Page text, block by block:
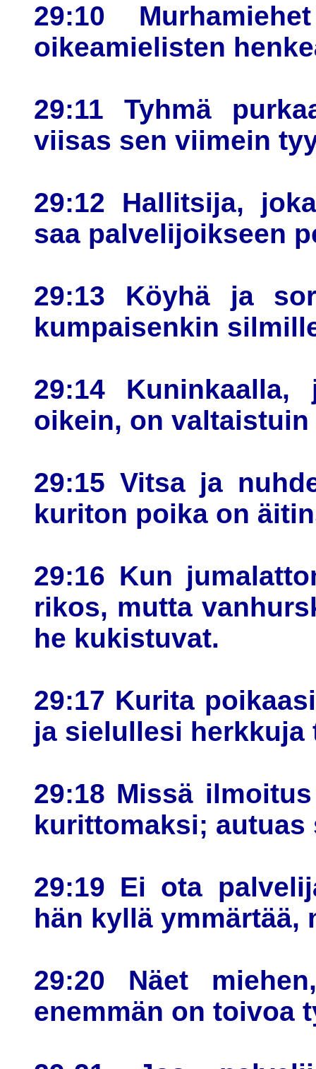
29:10
oikeamielisten
29:11 Tyhmä
viisas sen viimein
29:12 Hallitsija,
saa palvelijoikseen
29:13 Köyhä ja
kumpaisenkin
29:14 Kuninkaalla,
oikein, on valtaistuin
29:15 Vitsa ja
kuriton poika on
29:16 Kun
rikos, mutta
he kukistuvat.
29:17 Kurita
ja sielullesi herkkuja
29:18 Missä
kurittomaksi; autuas
29:19 Ei ota
hän kyllä ymmärtää,
29:20 Näet
enemmän on toivoa